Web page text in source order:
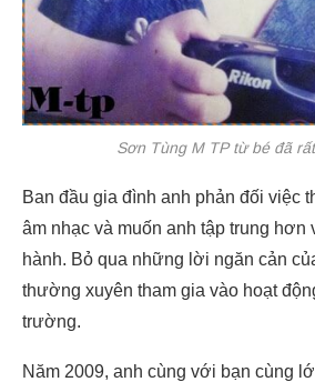
Sơn Tùng M TP từ bé đã
Ban đầu gia đình anh phản đối việc
âm nhạc và muốn anh tập trung hơn
hành. Bỏ qua những lời ngăn cản
thường xuyên tham gia vào hoạt
trường.
Năm 2009, anh cùng với bạn cùng